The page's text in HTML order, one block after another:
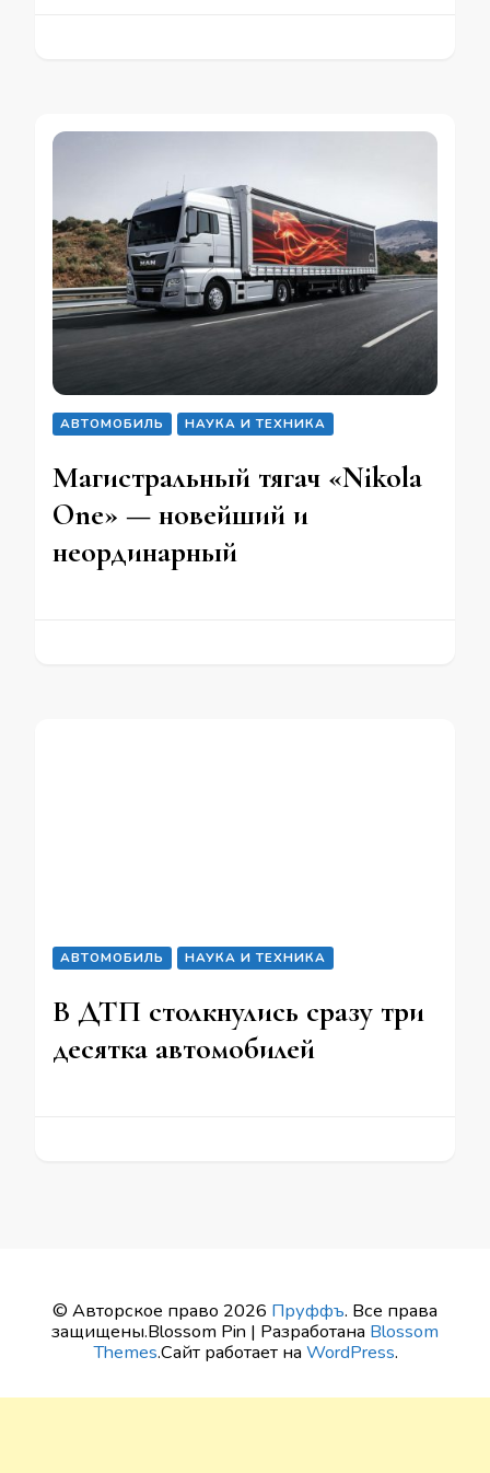
АВТОМОБИЛЬ НАУКА И ТЕХНИКА
Магистральный тягач «Nikola
One» — новейший и
неординарный
АВТОМОБИЛЬ НАУКА И ТЕХНИКА
В ДТП столкнулись сразу три
десятка автомобилей
© Авторское право 2026 Пруффъ. Все права
защищены.Blossom Pin | Разработана Blossom
Themes.Сайт работает на WordPress.